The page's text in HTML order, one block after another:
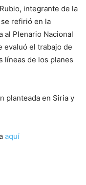
integrante de la
refirió en la
al Plenario Nacional
evaluó el trabajo de
líneas de los planes
planteada en Siria y
aquí